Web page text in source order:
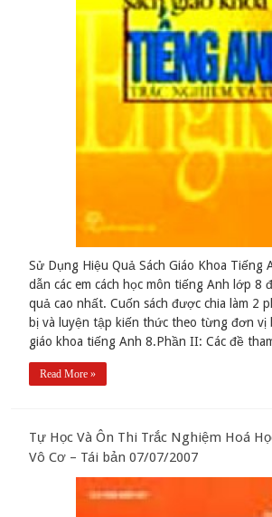
Sử Dụng Hiệu Quả Sách Giáo Khoa Tiếng
dẫn các em cách học môn tiếng Anh lớp 8
quả cao nhất. Cuốn sách được chia làm 2
bị và luyện tập kiến thức theo từng đơn vị
giáo khoa tiếng Anh 8.Phần II: Các đề
Read More »
Tự Học Và Ôn Thi Trắc Nghiệm Hoá
Vô Cơ – Tái bản 07/07/2007